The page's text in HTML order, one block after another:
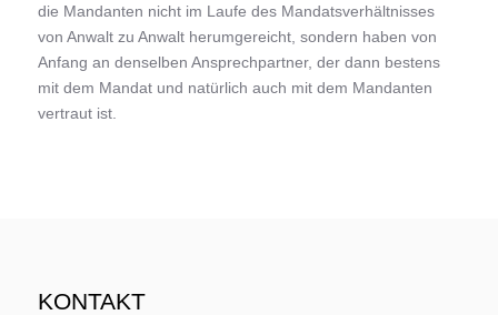
die Mandanten nicht im Laufe des Mandatsverhältnisses
von Anwalt zu Anwalt herumgereicht, sondern haben von
Anfang an denselben Ansprechpartner, der dann bestens
mit dem Mandat und natürlich auch mit dem Mandanten
vertraut ist.
KONTAKT